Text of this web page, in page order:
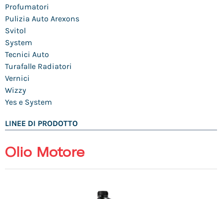
Profumatori
Pulizia Auto Arexons
Svitol
System
Tecnici Auto
Turafalle Radiatori
Vernici
Wizzy
Yes e System
LINEE DI PRODOTTO
Olio Motore